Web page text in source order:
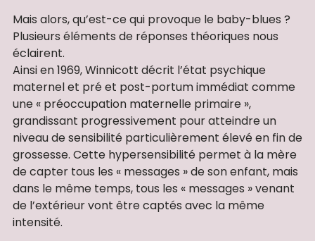
Mais alors, qu’est-ce qui provoque le baby-blues ?
Plusieurs éléments de réponses théoriques nous
éclairent.
Ainsi en 1969, Winnicott décrit l’état psychique
maternel et pré et post-portum immédiat comme
une « préoccupation maternelle primaire »,
grandissant progressivement pour atteindre un
niveau de sensibilité particulièrement élevé en fin de
grossesse. Cette hypersensibilité permet à la mère
de capter tous les « messages » de son enfant, mais
dans le même temps, tous les « messages » venant
de l’extérieur vont être captés avec la même
intensité.